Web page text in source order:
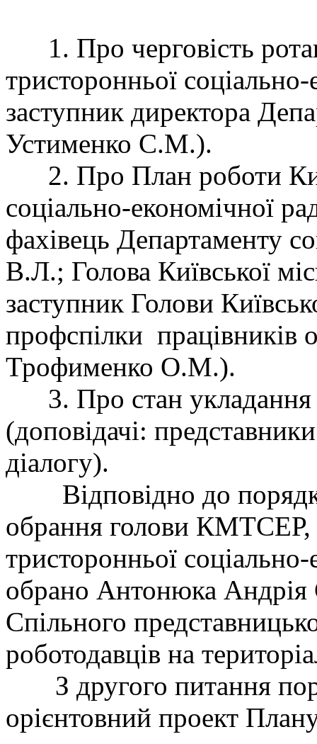
1. Про черговість
тристоронньої
заступник директора
Устименко С.М.).
2. Про План роботи
соціально-економічної
фахівець Департаменту
В.Л.; Голова Київської
заступник Голови
профспілки працівників
Трофименко О.М.).
3. Про стан укладання
(доповідачі:
діалогу).
Відповідно до
обрання голови КМТСЕР,
тристоронньої
обрано Антонюка Андрія
Спільного
роботодавців на
З другого питання
орієнтовний проект